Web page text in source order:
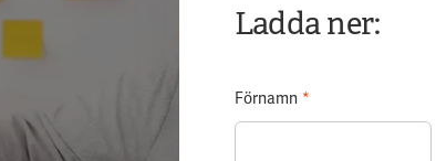
Ladda ner:
Förnamn *